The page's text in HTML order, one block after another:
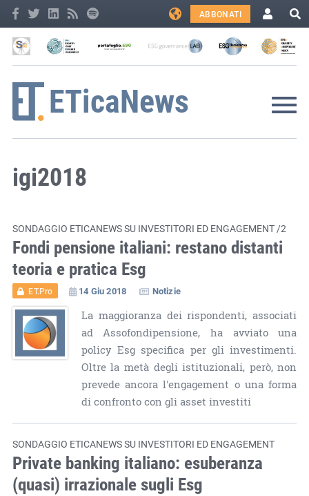
ABBONATI
igi2018
SONDAGGIO ETICANEWS SU INVESTITORI ED ENGAGEMENT /2
Fondi pensione italiani: restano distanti
teoria e pratica Esg
ET.Pro 14 Giu 2018 Notizie
La maggioranza dei rispondenti, associati
ad Assofondipensione, ha avviato una
policy Esg specifica per gli investimenti.
Oltre la metà degli istituzionali, però, non
prevede ancora l'engagement o una forma
di confronto con gli asset investiti
SONDAGGIO ETICANEWS SU INVESTITORI ED ENGAGEMENT
Private banking italiano: esuberanza
(quasi) irrazionale sugli Esg